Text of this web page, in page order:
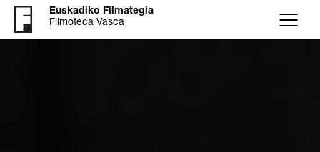
Euskadiko Filmategia
Filmoteca Vasca
Menú